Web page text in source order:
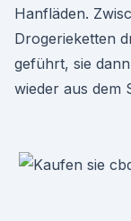
Hanfläden.
Drogerieketten
geführt, sie
wieder aus dem